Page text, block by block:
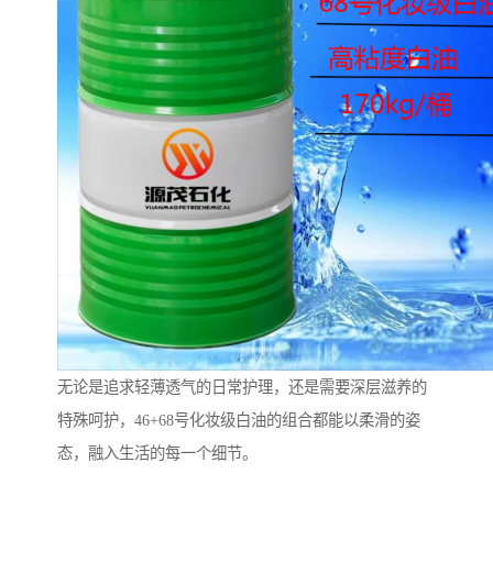
无论是追求轻薄透气的日常护理，还是需要深层滋养的
特殊呵护，46+68号化妆级白油的组合都能以柔滑的姿
态，融入生活的每一个细节。